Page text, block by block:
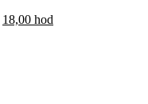
18,00 hod